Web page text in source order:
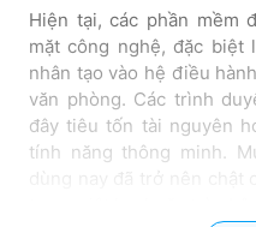
Hiện tại, các phần mềm
mặt công nghệ, đặc
nhân tạo vào hệ điều
văn phòng. Các trình
đây tiêu tốn tài nguyên
tính năng thông minh.